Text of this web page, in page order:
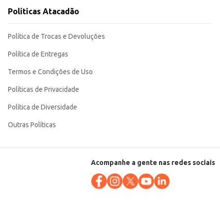
Políticas Atacadão
Política de Trocas e Devoluções
Política de Entregas
Termos e Condições de Uso
Políticas de Privacidade
Política de Diversidade
Outras Políticas
Acompanhe a gente nas redes sociais